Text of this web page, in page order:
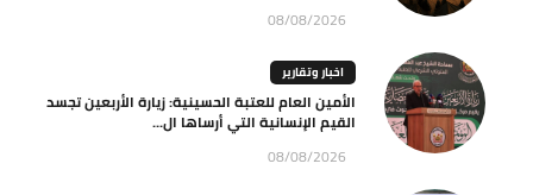
08/08/2026
اخبار وتقارير
الأمين العام للعتبة الحسينية: زيارة الأربعين تجسد
القيم الإنسانية التي أرساها ال...
08/08/2026